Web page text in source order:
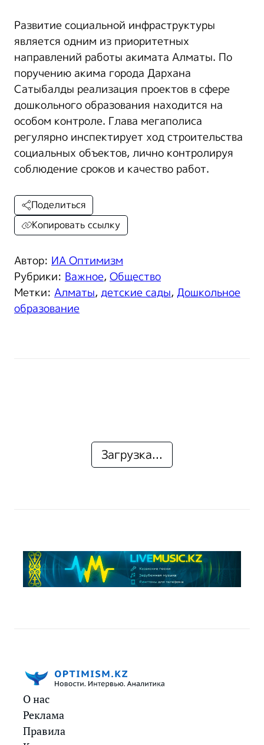
Развитие социальной инфраструктуры
является одним из приоритетных
направлений работы акимата Алматы. По
поручению акима города Дархана
Сатыбалды реализация проектов в сфере
дошкольного образования находится на
особом контроле. Глава мегаполиса
регулярно инспектирует ход строительства
социальных объектов, лично контролируя
соблюдение сроков и качество работ.
Автор: ИА Оптимизм
Рубрики: Важное, Общество
Метки: Алматы, детские сады, Дошкольное
образование
Поделиться
Копировать ссылку
Загрузка...
О нас
Реклама
Правила